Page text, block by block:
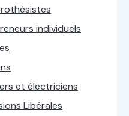
individuels
et électriciens
Libérales